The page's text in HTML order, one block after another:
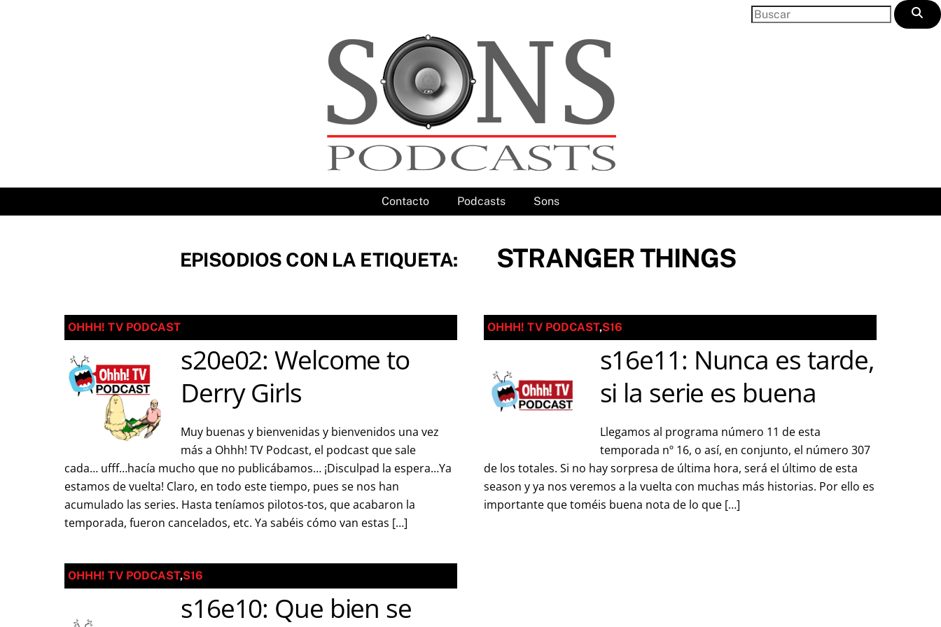
Contacto Podcasts Sons
EPISODIOS CON LA ETIQUETA: STRANGER THINGS
OHHH! TV PODCAST
s20e02: Welcome to
Derry Girls
Muy buenas y bienvenidas y bienvenidos una vez
más a Ohhh! TV Podcast, el podcast que sale
cada… ufff…hacía mucho que no publicábamos… ¡Disculpad la espera…Ya
estamos de vuelta! Claro, en todo este tiempo, pues se nos han
acumulado las series. Hasta teníamos pilotos-tos, que acabaron la
temporada, fueron cancelados, etc. Ya sabéis cómo van estas […]
OHHH! TV PODCAST,S16
s16e11: Nunca es tarde,
si la serie es buena
Llegamos al programa número 11 de esta
temporada nº 16, o así, en conjunto, el número 307
de los totales. Si no hay sorpresa de última hora, será el último de esta
season y ya nos veremos a la vuelta con muchas más historias. Por ello es
importante que toméis buena nota de lo que […]
OHHH! TV PODCAST,S16
s16e10: Que bien se